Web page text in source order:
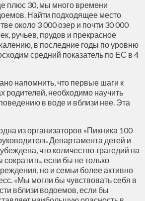
плюс 30, мы много времени
Найти подходящее место
около 3 000 озер и почти 30 000
ручьев, прудов и прекрасное
в последние годы по уровню
средний показатель по ЕС в 4
напомнить, что первые шаги к
родителей, необходимо научить
в воде и вблизи нее. Эта
из организаторов «Пикника 100
Департамента детей и
что количество трагедий на
если бы не только
но и семьи более активно
«Мы могли бы чувствовать себя в
вблизи водоемов, если бы